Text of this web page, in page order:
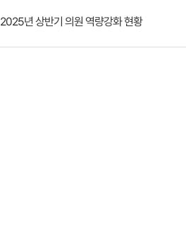
2025년 상반기 의원 역량강화 현황